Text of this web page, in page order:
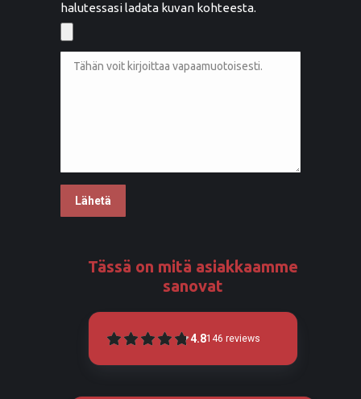
halutessasi ladata kuvan kohteesta.
Tässä on mitä asiakkaamme
sanovat
4.8146 reviews